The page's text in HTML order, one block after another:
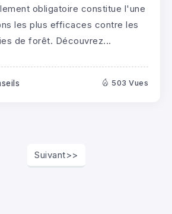
obligatoire constitue l'une
les plus efficaces contre les
de forêt. Découvrez...
503 Vues
Suivant>>